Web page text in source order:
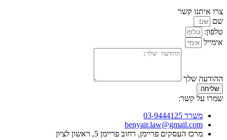
צרו איתנו קשר
שם
טלפון:
אימייל
ההודעה שלך
שליחה
שמרו על קשר:
משרד 03-9444125
benyair.law@gmail.com
מרכז העסקים פריימן, רחוב פריימן 5, ראשון לציון